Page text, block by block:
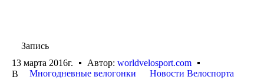
Запись
13 марта 2016г.
Автор: worldvelosport.com
В
Многодневные велогонки
Новости Велоспорта